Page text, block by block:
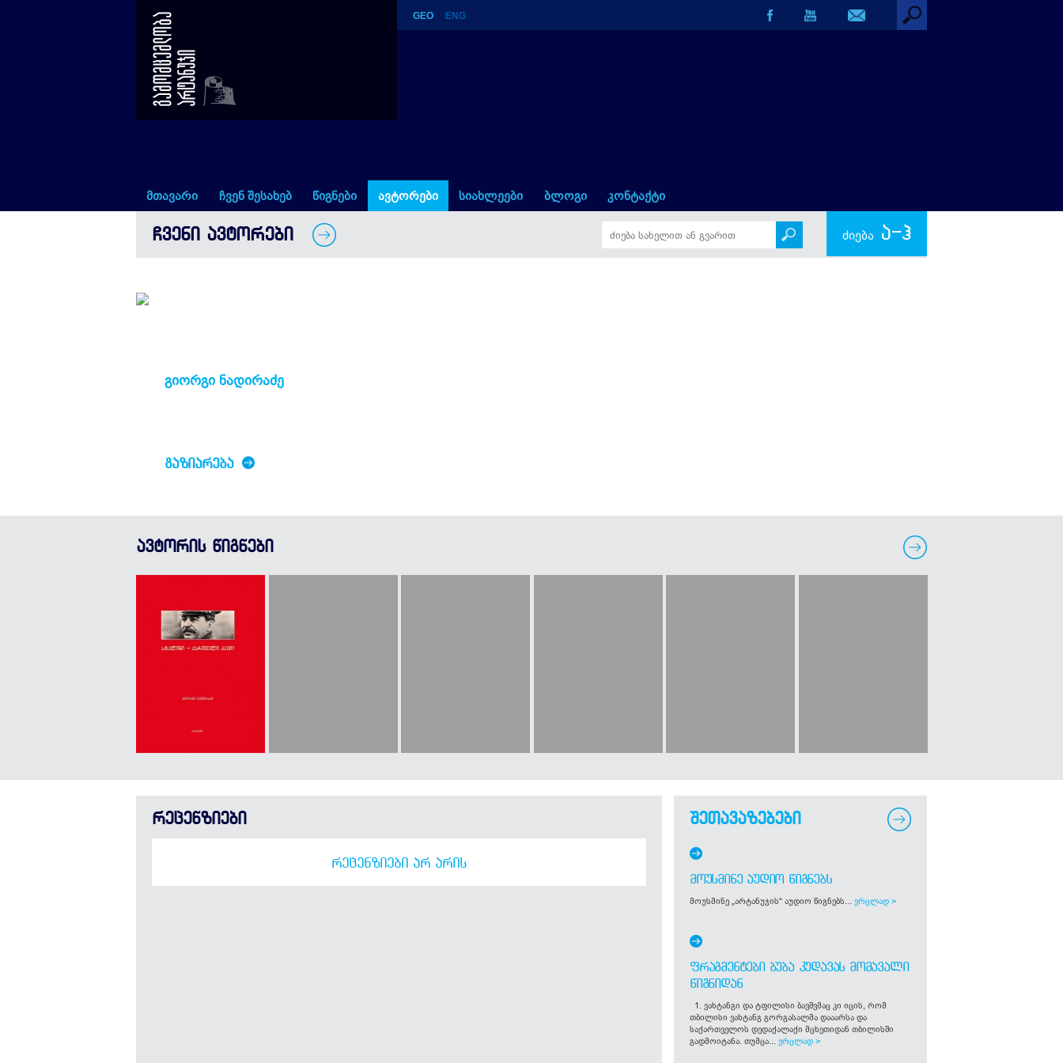
გიორგი ნადირაძე
GEO ENG
მთავარი ჩვენ შესახებ წიგნები ავტორები სიახლეები ბლოგი კონტაქტი
ᲩᲕᲔᲜᲘ ᲐᲕᲢᲝᲠᲔᲑᲘ ძიება ა-ჰ
გიორგი ნადირაძე
ᲒᲐᲖᲘᲐᲠᲔᲑᲐ
ავტორის წიგნები
რეცენზიები
ᲠᲔᲪᲔᲜᲖᲘᲔᲑᲘ ᲐᲠ ᲐᲠᲘᲡ
შეთავაზებები
ᲛᲝᲣᲡᲛᲘᲜᲔ ᲐᲣᲓᲘᲝ ᲬᲘᲒᲜᲔᲑᲡ
მოუსმინე „არტანუჯის“ აუდიო წიგნებს... ვრცლად >
ᲤᲠᲐᲒᲛᲔᲜᲢᲔᲑᲘ ᲑᲣᲑᲐ ᲙᲣᲓᲐᲕᲐᲡ ᲛᲝᲛᲐᲕᲐᲚᲘ
ᲬᲘᲒᲜᲘᲓᲐᲜ
1. ვახტანგი და ტფილისი ბავშვმაც კი იცის, რომ
თბილისი ვახტანგ გორგასალმა დააარსა და
საქართველოს დედაქალაქი მცხეთიდან თბილისში
გადმოიტანა. თუმცა... ვრცლად >